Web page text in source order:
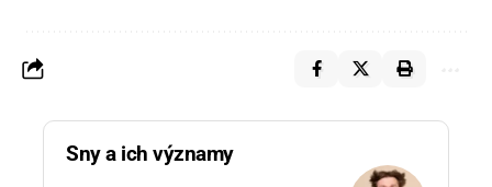
Sny a ich významy